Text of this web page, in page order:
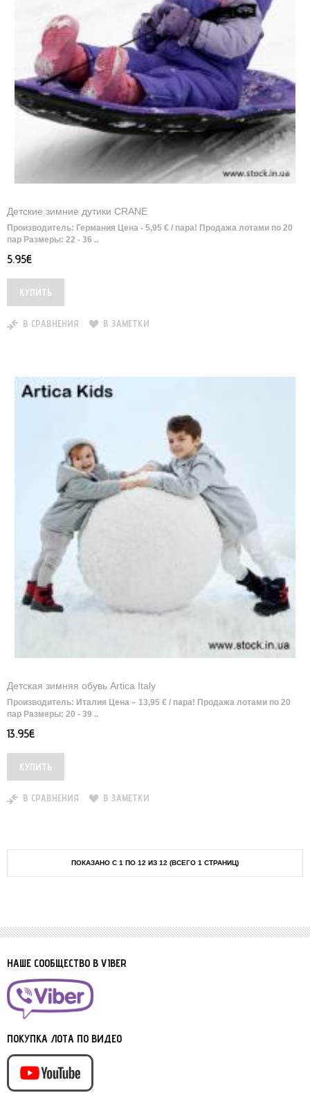
Детские зимние дутики CRANE
Производитель: Германия Цена - 5,95 € / пара! Продажа лотами по 20
пар Размеры: 22 - 36 ..
5.95€
В СРАВНЕНИЯ В ЗАМЕТКИ
Детская зимняя обувь Artica Italy
Производитель: Италия Цена – 13,95 € / пара! Продажа лотами по 20
пар Размеры: 20 - 39 ..
13.95€
В СРАВНЕНИЯ В ЗАМЕТКИ
ПОКАЗАНО С 1 ПО 12 ИЗ 12 (ВСЕГО 1 СТРАНИЦ)
НАШЕ СООБЩЕСТВО В VIBER
ПОКУПКА ЛОТА ПО ВИДЕО